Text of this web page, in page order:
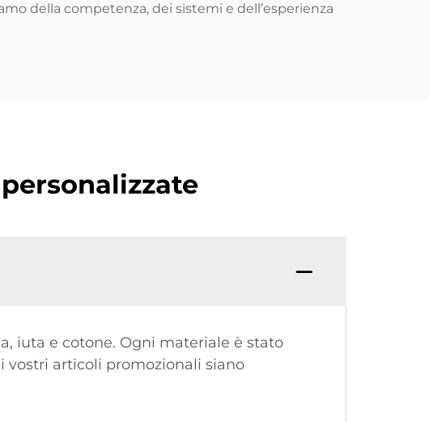
della competenza, dei sistemi e dell’esperienza
iuta e cotone. Ogni materiale è stato
vostri articoli promozionali siano